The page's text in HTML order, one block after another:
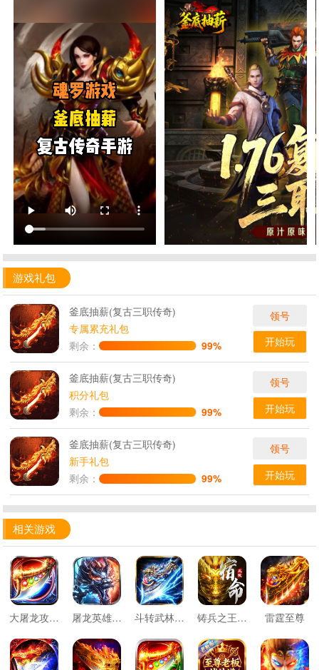
游戏礼包
釜底抽薪(复古三职传奇)
专属累充礼包
剩余：
99%
领号
开始玩
釜底抽薪(复古三职传奇)
积分礼包
剩余：
99%
领号
开始玩
釜底抽薪(复古三职传奇)
新手礼包
剩余：
99%
领号
开始玩
相关游戏
大屠龙攻速神器无限刀 屠龙英雄双宠降妖神器 斗转武林星夜高爆超变 铸兵之王宿命沉默豪礼送充 雷霆至尊